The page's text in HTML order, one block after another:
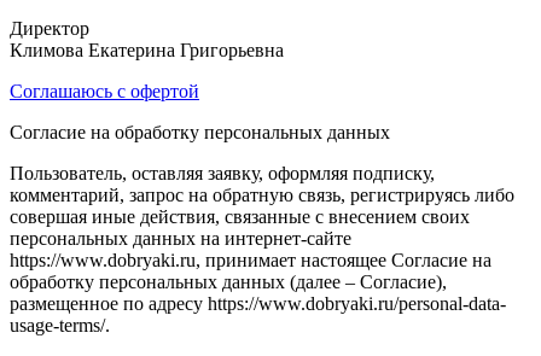
Директор
Климова Екатерина Григорьевна
Соглашаюсь с офертой
Согласие на обработку персональных данных
Пользователь, оставляя заявку, оформляя подписку,
комментарий, запрос на обратную связь, регистрируясь либо
совершая иные действия, связанные с внесением своих
персональных данных на интернет-сайте
https://www.dobryaki.ru, принимает настоящее Согласие на
обработку персональных данных (далее – Согласие),
размещенное по адресу https://www.dobryaki.ru/personal-data-
usage-terms/.